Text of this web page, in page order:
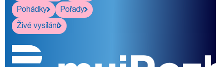
Pohádky
Pořady
Živé vysílání